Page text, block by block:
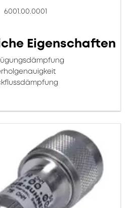
6001.00.0001
Eigenschaften